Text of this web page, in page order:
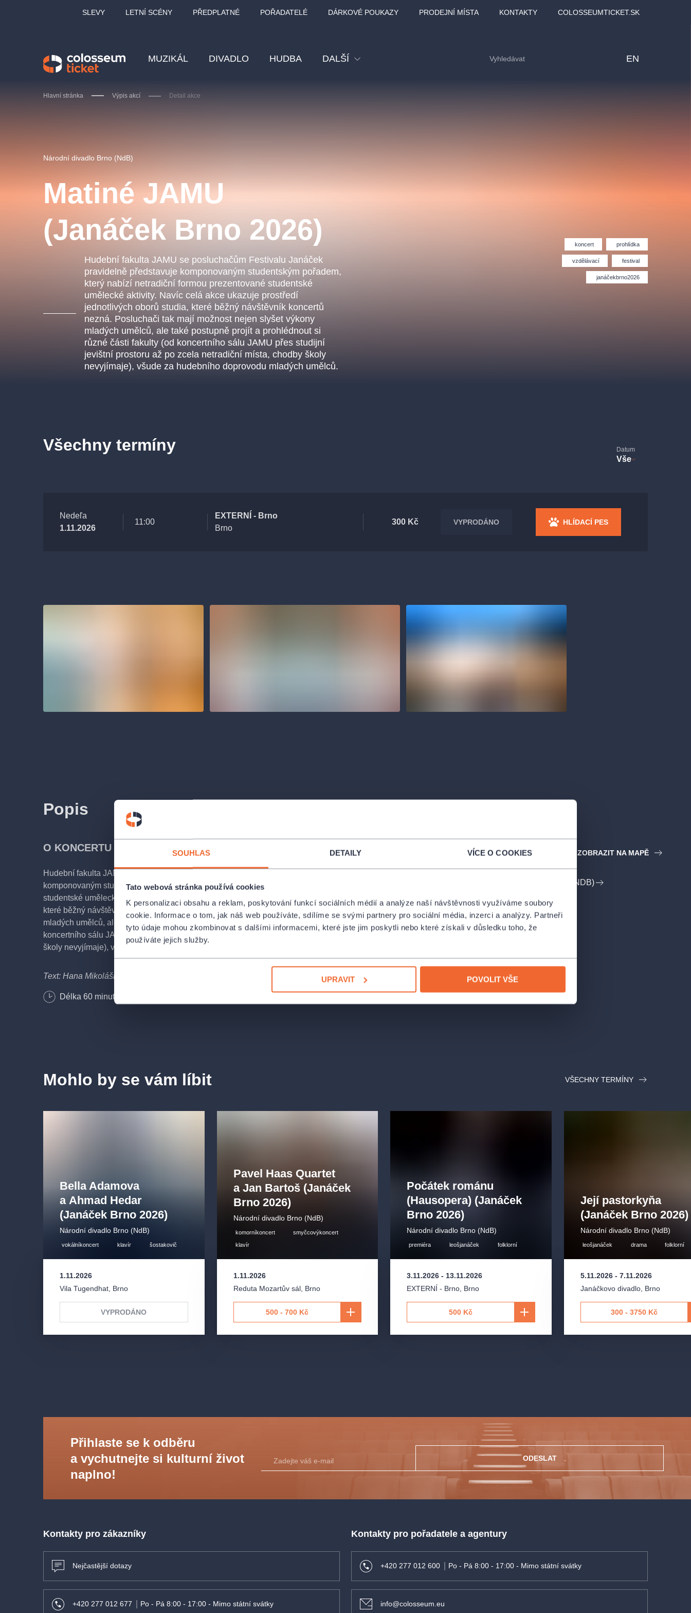
SOUHLAS DETAILY VÍCE O COOKIES
Tato webová stránka používá cookies
K personalizaci obsahu a reklam, poskytování funkcí sociálních médií a analýze naší návštěvnosti využíváme soubory
cookie. Informace o tom, jak náš web používáte, sdílíme se svými partnery pro sociální média, inzerci a analýzy. Partneři
tyto údaje mohou zkombinovat s dalšími informacemi, které jste jim poskytli nebo které získali v důsledku toho, že
používáte jejich služby.
UPRAVIT POVOLIT VŠE
SLEVY LETNÍ SCÉNY PŘEDPLATNÉ POŘADATELÉ DÁRKOVÉ POUKAZY PRODEJNÍ MÍSTA KONTAKTY COLOSSEUMTICKET.SK
MUZIKÁL DIVADLO HUDBA DALŠÍ EN
Hlavní stránka Výpis akcí Detail akce
Národní divadlo Brno (NdB)
Matiné JAMU
(Janáček Brno 2026)
Hudební fakulta JAMU se posluchačům Festivalu Janáček
pravidelně představuje komponovaným studentským pořadem,
který nabízí netradiční formou prezentované studentské
umělecké aktivity. Navíc celá akce ukazuje prostředí
jednotlivých oborů studia, které běžný návštěvník koncertů
nezná. Posluchači tak mají možnost nejen slyšet výkony
mladých umělců, ale také postupně projít a prohlédnout si
různé části fakulty (od koncertního sálu JAMU přes studijní
jevištní prostoru až po zcela netradiční místa, chodby školy
nevyjímaje), všude za hudebního doprovodu mladých umělců.
koncert prohlídka
vzdělávací festival
janáčekbrno2026
Všechny termíny Datum
Vše
Nedeľa
1.11.2026
11:00
EXTERNÍ - Brno
Brno
300 Kč VYPRODÁNO HLÍDACÍ PES
Popis
O KONCERTU
Hudební fakulta JAMU se posluchačům Festivalu Janáček pravidelně představuje
komponovaným studentským pořadem, který nabízí netradiční formou prezentované
studentské umělecké aktivity. Navíc celá akce ukazuje prostředí jednotlivých oborů studia,
které běžný návštěvník koncertů nezná. Posluchači tak mají možnost nejen slyšet výkony
mladých umělců, ale také postupně projít a prohlédnout si různé části fakulty (od
koncertního sálu JAMU přes studijní jevištní prostoru až po zcela netradiční místa, chodby
školy nevyjímaje), všude za hudebního doprovodu mladých umělců.
Text: Hana Mikolášková
Délka 60 minut
ZOBRAZIT NA MAPĚ
PROFIL POŘADATELE NÁRODNÍ DIVADLO BRNO (NDB)
Mohlo by se vám líbit VŠECHNY TERMÍNY
Bella Adamova
a Ahmad Hedar
(Janáček Brno 2026)
Národní divadlo Brno (NdB)
vokálníkoncert klavír šostakovič
1.11.2026
Vila Tugendhat Brno
VYPRODÁNO
Pavel Haas Quartet
a Jan Bartoš (Janáček
Brno 2026)
Národní divadlo Brno (NdB)
komorníkoncert
smyčcovýkoncert
klavír
1.11.2026
Reduta Mozartův sál, Brno
500 - 700 Kč
Počátek románu
(Hausopera) (Janáček
Brno 2026)
Národní divadlo Brno (NdB)
premiéra leošjanáček folklorní
3.11.2026 - 13.11.2026
EXTERNÍ - Brno Brno
500 Kč
Její pastorkyňa
(Janáček Brno 2026)
Národní divadlo Brno (NdB)
leošjanáček drama folklorní
5.11.2026- 7.11.2026
Janáčkovo divadlo, Brno
300 - 3750 Kč
Přihlaste se k odběru
a vychutnejte si kulturní život
naplno!
ODESLAT
Kontakty pro zákazníky
Nejčastější dotazy
+420 277 012 677 Po - Pá 8:00 - 17:00 - Mimo státní svátky
Kontakty pro pořadatele a agentury
+420 277 012 600 Po - Pá 8:00 - 17:00 - Mimo státní svátky
info@colosseum.eu
OBYČEJNÁ HOLKA
2026
Agentura 44, s.r.o.
Pink Panther Agency,
s.r.o.
Kultura pod hvězdami
Ostatní hledají
muzikálypraha
Nejnavštěvovanější